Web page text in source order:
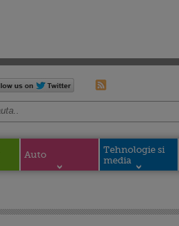
Auto
Tehnologie si
media